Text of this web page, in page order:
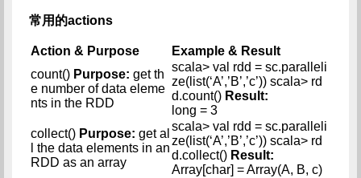
常用的actions
Action & Purpose
Example & Result
count() Purpose: get th
e number of data eleme
nts in the RDD
scala> val rdd = sc.paralleli
ze(list(‘A’,’B’,’c’)) scala> rd
d.count() Result:
long = 3
collect() Purpose: get al
l the data elements in an
RDD as an array
scala> val rdd = sc.paralleli
ze(list(‘A’,’B’,’c’)) scala> rd
d.collect() Result:
Array[char] = Array(A, B, c)